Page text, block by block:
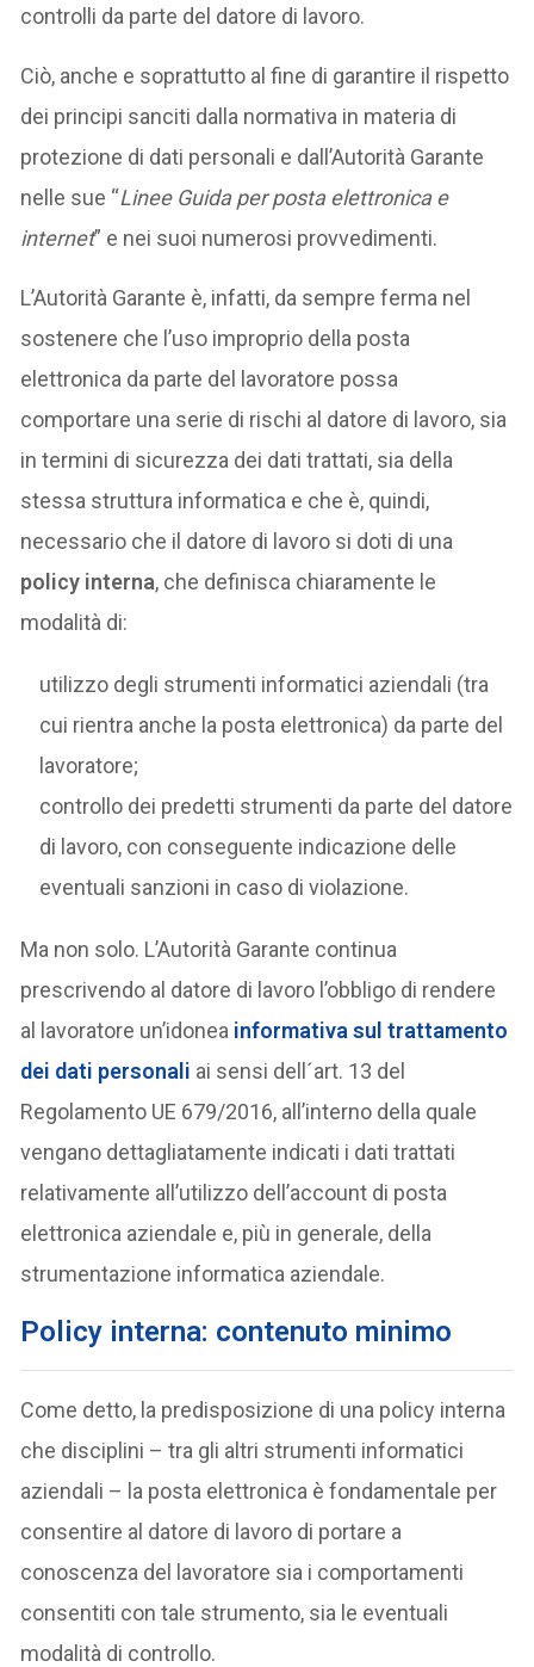
controlli da parte del datore di lavoro.
Ciò, anche e soprattutto al fine di garantire il rispetto
dei principi sanciti dalla normativa in materia di
protezione di dati personali e dall’Autorità Garante
nelle sue “Linee Guida per posta elettronica e
internet” e nei suoi numerosi provvedimenti.
L’Autorità Garante è, infatti, da sempre ferma nel
sostenere che l’uso improprio della posta
elettronica da parte del lavoratore possa
comportare una serie di rischi al datore di lavoro, sia
in termini di sicurezza dei dati trattati, sia della
stessa struttura informatica e che è, quindi,
necessario che il datore di lavoro si doti di una
policy interna, che definisca chiaramente le
modalità di:
utilizzo degli strumenti informatici aziendali (tra
cui rientra anche la posta elettronica) da parte del
lavoratore;
controllo dei predetti strumenti da parte del datore
di lavoro, con conseguente indicazione delle
eventuali sanzioni in caso di violazione.
Ma non solo. L’Autorità Garante continua
prescrivendo al datore di lavoro l’obbligo di rendere
al lavoratore un’idonea informativa sul trattamento
dei dati personali ai sensi dell´art. 13 del
Regolamento UE 679/2016, all’interno della quale
vengano dettagliatamente indicati i dati trattati
relativamente all’utilizzo dell’account di posta
elettronica aziendale e, più in generale, della
strumentazione informatica aziendale.
Policy interna: contenuto minimo
Come detto, la predisposizione di una policy interna
che disciplini – tra gli altri strumenti informatici
aziendali – la posta elettronica è fondamentale per
consentire al datore di lavoro di portare a
conoscenza del lavoratore sia i comportamenti
consentiti con tale strumento, sia le eventuali
modalità di controllo.